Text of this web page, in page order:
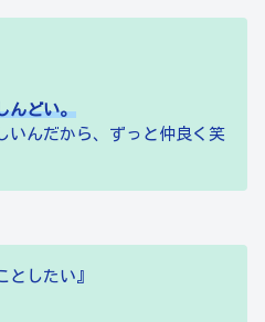
んどい。
いんだから、ずっと仲良く笑
としたい』